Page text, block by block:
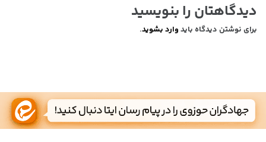
دیدگاهتان را بنویسید
برای نوشتن دیدگاه باید وارد بشوید.